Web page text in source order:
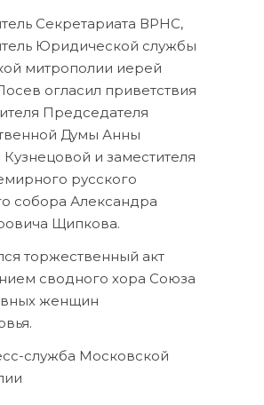
Секретариата ВРНС,
Юридической службы
митрополии иерей
огласил приветствия
Председателя
Думы Анны
и заместителя
русского
собора Александра
Щипкова.
торжественный акт
сводного хора Союза
женщин
служба Московской